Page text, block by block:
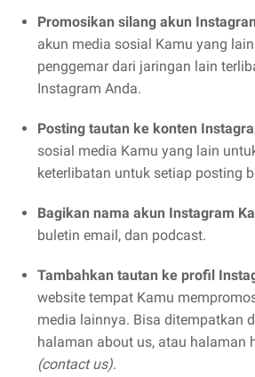
Promosikan silang akun
akun media sosial Kamu yang
penggemar dari jaringan lain
Instagram Anda.
Posting tautan ke konten
sosial media Kamu yang lain
keterlibatan untuk setiap posting
Bagikan nama akun Instagram
buletin email, dan podcast.
Tambahkan tautan ke profil
website tempat Kamu
media lainnya. Bisa ditempatkan
halaman about us, atau halaman
(contact us).